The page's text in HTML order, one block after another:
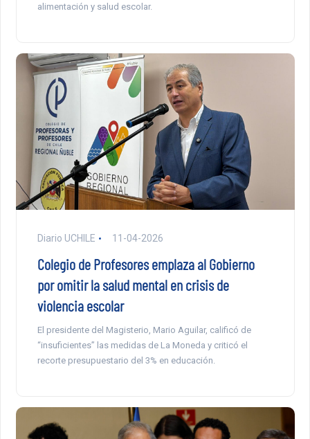
alimentación y salud escolar.
Diario UCHILE 11-04-2026
Colegio de Profesores emplaza al Gobierno
por omitir la salud mental en crisis de
violencia escolar
El presidente del Magisterio, Mario Aguilar, calificó de
“insuficientes” las medidas de La Moneda y criticó el
recorte presupuestario del 3% en educación.